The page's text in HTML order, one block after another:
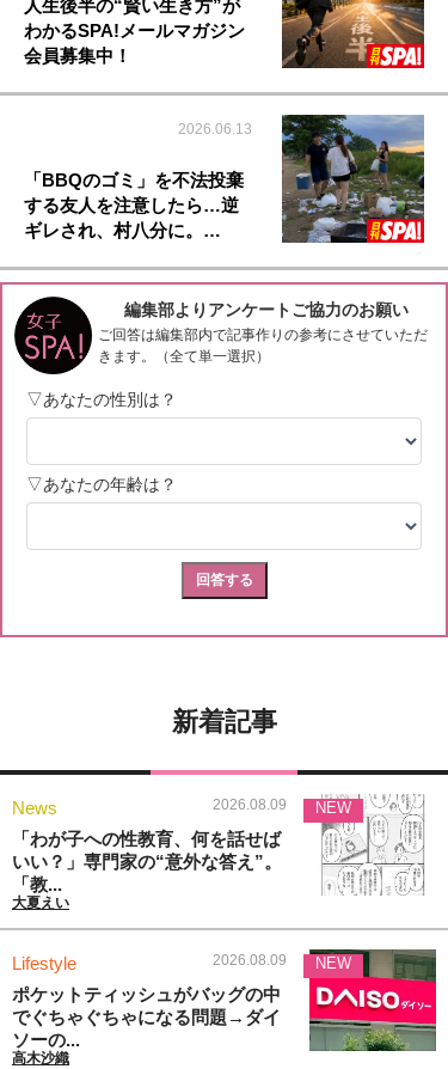
人生後半の“賢い生き方”が
わかるSPA!メールマガジン
会員募集中！
2026.06.13
「BBQのゴミ」を不法投棄
する友人を注意したら…逆
ギレされ、村八分に。…
新着記事
News 2026.08.09
「わが子への性教育、何を話せば
いい？」専門家の“意外な答え”。
「教...
大夏えい
NEW
Lifestyle 2026.08.09
ポケットティッシュがバッグの中
でぐちゃぐちゃになる問題→ダイ
ソーの...
高木沙織
NEW